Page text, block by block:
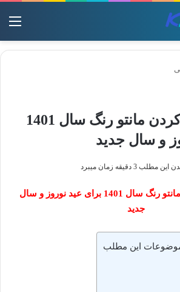
آموزش ست کردن مانتو رنگ سال 1401
و سال جدید
مطلب 3 دقیقه زمان میبرد
آموزش ست کردن مانتو رنگ سال 1401 برای عید نوروز و سال
جدید
این مطلب